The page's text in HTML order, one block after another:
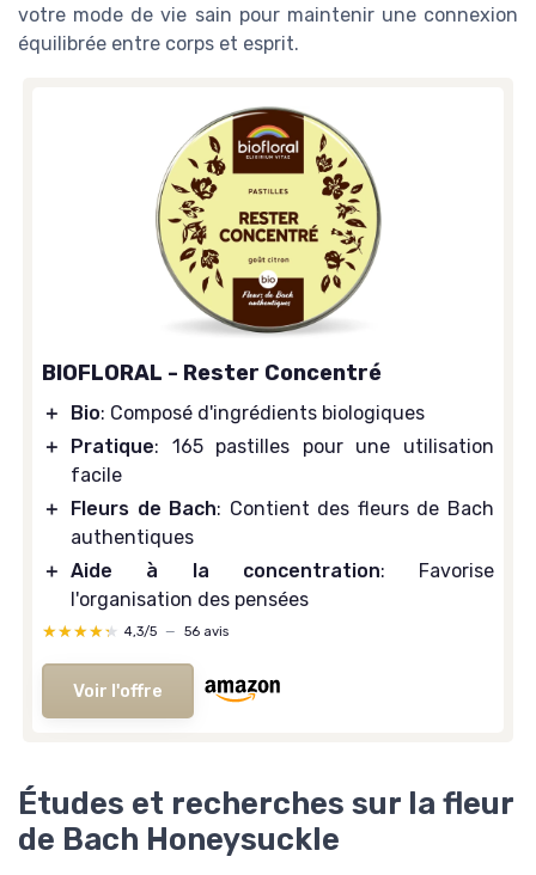
votre mode de vie sain pour maintenir une connexion
équilibrée entre corps et esprit.
BIOFLORAL - Rester Concentré
＋ Bio: Composé d'ingrédients biologiques
＋
Pratique: 165 pastilles pour une utilisation
facile
＋
Fleurs de Bach: Contient des fleurs de Bach
authentiques
＋ Aide à la concentration: Favorise
l'organisation des pensées
★★★★★
★★★★★ 4,3/5 — 56 avis
Voir l'offre
Études et recherches sur la fleur
de Bach Honeysuckle